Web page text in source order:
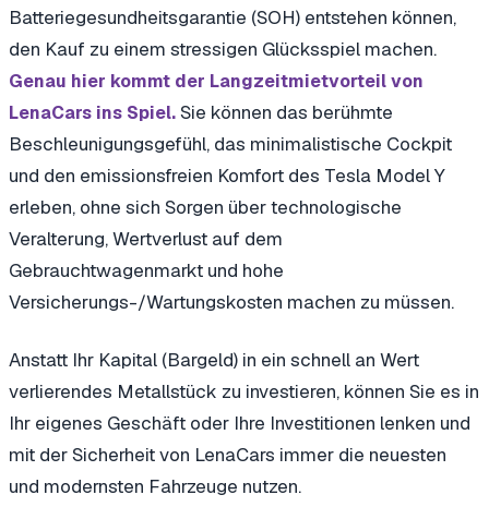
Batteriegesundheitsgarantie (SOH) entstehen können,
den Kauf zu einem stressigen Glücksspiel machen.
Genau hier kommt der Langzeitmietvorteil von
LenaCars ins Spiel.Sie können das berühmte
Beschleunigungsgefühl, das minimalistische Cockpit
und den emissionsfreien Komfort des Tesla Model Y
erleben, ohne sich Sorgen über technologische
Veralterung, Wertverlust auf dem
Gebrauchtwagenmarkt und hohe
Versicherungs-/Wartungskosten machen zu müssen.
Anstatt Ihr Kapital (Bargeld) in ein schnell an Wert
verlierendes Metallstück zu investieren, können Sie es in
Ihr eigenes Geschäft oder Ihre Investitionen lenken und
mit der Sicherheit von LenaCars immer die neuesten
und modernsten Fahrzeuge nutzen.